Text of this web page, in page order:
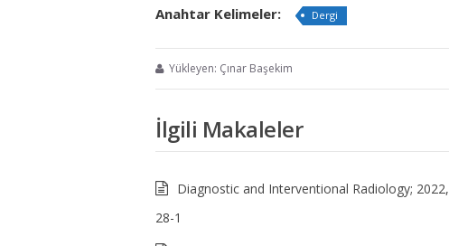
Anahtar Kelimeler: Dergi
Yükleyen: Çınar Başekim
İlgili Makaleler
Diagnostic and Interventional Radiology; 2022,
28-1